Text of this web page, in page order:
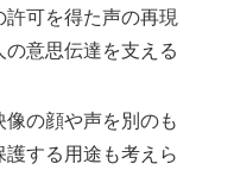
許可を得た声の再現
意思伝達を支える
像の顔や声を別のも
する用途も考えら